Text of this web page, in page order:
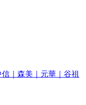
信｜森美｜元華｜谷祖